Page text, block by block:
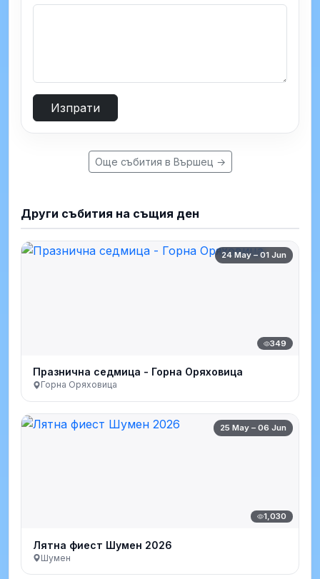
Изпрати
Още събития в Вършец →
Други събития на същия ден
24 May – 01 Jun
349
Празнична седмица - Горна Оряховица
Горна Оряховица
25 May – 06 Jun
1,030
Лятна фиест Шумен 2026
Шумен